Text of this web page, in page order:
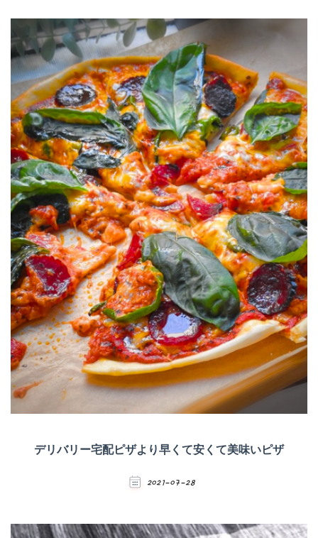
ン
デリバリー宅配ピザより早くて安くて美味いピザ
2021-07-28